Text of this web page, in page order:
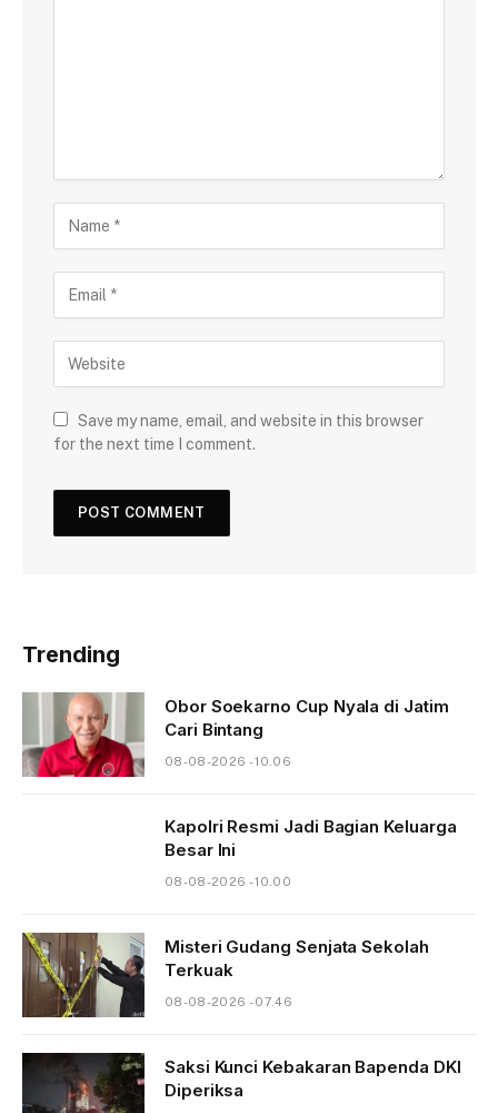
Save my name, email, and website in this browser
for the next time I comment.
Trending
Obor Soekarno Cup Nyala di Jatim
Cari Bintang
08-08-2026 - 10.06
Kapolri Resmi Jadi Bagian Keluarga
Besar Ini
08-08-2026 - 10.00
Misteri Gudang Senjata Sekolah
Terkuak
08-08-2026 - 07.46
Saksi Kunci Kebakaran Bapenda DKI
Diperiksa